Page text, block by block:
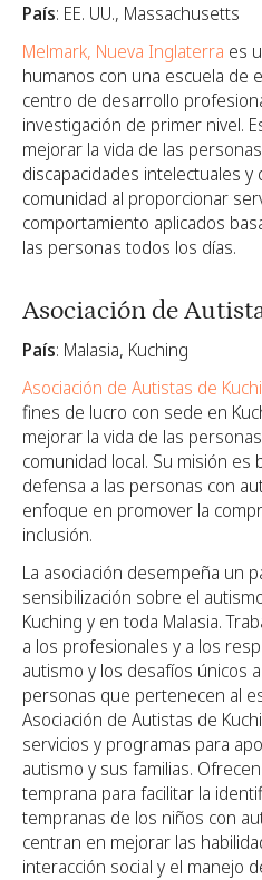
País: EE. UU., Massachusetts
Melmark, Nueva Inglaterra es
humanos con una escuela de
centro de desarrollo
investigación de primer nivel.
mejorar la vida de las
discapacidades intelectuales
comunidad al proporcionar
comportamiento aplicados
las personas todos los días.
Asociación de
País: Malasia, Kuching
Asociación de Autistas de
fines de lucro con sede en
mejorar la vida de las
comunidad local. Su misión
defensa a las personas con
enfoque en promover la
inclusión.
La asociación desempeña un
sensibilización sobre el
Kuching y en toda Malasia.
a los profesionales y a los
autismo y los desafíos únicos
personas que pertenecen al
Asociación de Autistas de
servicios y programas para
autismo y sus familias.
temprana para facilitar la
tempranas de los niños con
centran en mejorar las
interacción social y el manejo